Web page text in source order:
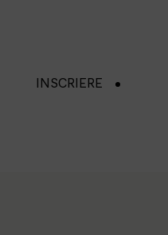
INSCRIERE